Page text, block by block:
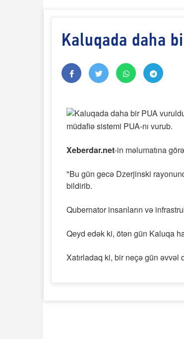
Kaluqada daha
müdafiə sistemi PUA-nı vurub.
Xeberdar.net-in məlumatına
"Bu gün gecə Dzerjinski
bildirib.
Qubernator insanların və
Qeyd edək ki, ötən gün Kaluqa
Xatırladaq ki, bir neçə gün